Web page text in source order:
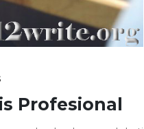
Profesional